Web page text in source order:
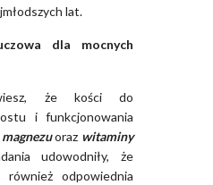
lat.
dla mocnych
że kości do
i funkcjonowania
magnezuoraz witaminy
udowodniły, że
odpowiednia